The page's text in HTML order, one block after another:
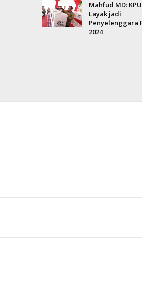
Mahfud MD:
Layak jadi
Penyelenggara
2024